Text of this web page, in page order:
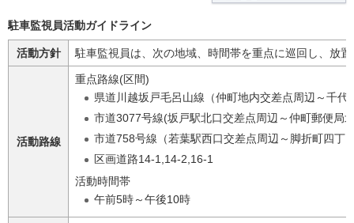
駐車監視員活動ガイドライン
活動方針 駐車監視員は、次の地域、時間帯を重点に巡回し、放
活動路線
重点路線(区間)
県道川越坂戸毛呂山線（仲町地内交差点周辺～千代
市道3077号線(坂戸駅北口交差点周辺～仲町郵便局
市道758号線（若葉駅西口交差点周辺～脚折町四丁
区画道路14-1,14-2,16-1
活動時間帯
午前5時～午後10時